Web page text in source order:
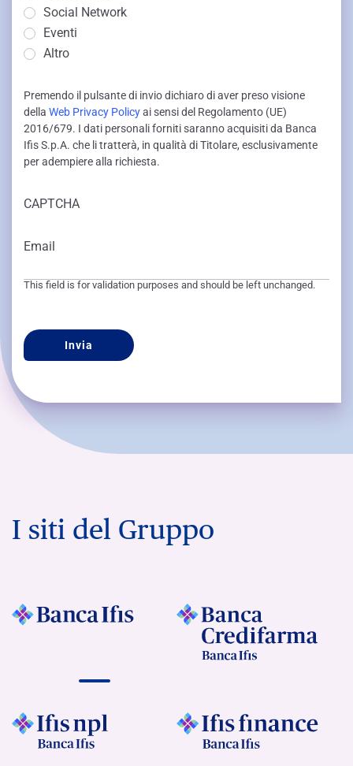
Social Network
Eventi
Altro
Premendo il pulsante di invio dichiaro di aver preso visione
della Web Privacy Policyai sensi del Regolamento (UE)
2016/679. I dati personali forniti saranno acquisiti da Banca
Ifis S.p.A. che li tratterà, in qualità di Titolare, esclusivamente
per adempiere alla richiesta.
CAPTCHA
Email
This field is for validation purposes and should be left unchanged.
I siti del Gruppo